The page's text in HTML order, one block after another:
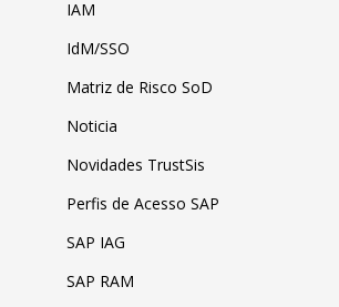
IAM
IdM/SSO
Matriz de Risco SoD
Noticia
Novidades TrustSis
Perfis de Acesso SAP
SAP IAG
SAP RAM